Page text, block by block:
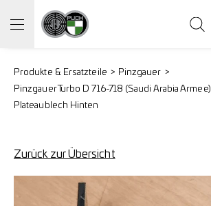
Produkte & Ersatzteile
Pinzgauer
Pinzgauer Turbo D 716-718 (Saudi Arabia Armee)
Plateaublech Hinten
Zurück zur Übersicht